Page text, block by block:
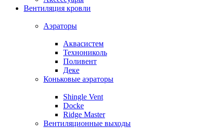
Вентиляция кровли
Аэраторы
Аквасистем
Технониколь
Поливент
Деке
Коньковые аэраторы
Shingle Vent
Docke
Ridge Master
Вентиляционные выходы